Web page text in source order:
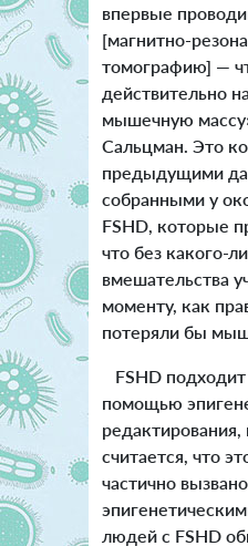
впервые
[магнитно-
томографию] —
действительно
мышечную
Сальцман. Это
предыдущими
собранными у
FSHD, которые
что без какого-
вмешательства
моменту, как
потеряли бы
FSHD
помощью
редактирования,
считается, что
частично
людей с FSHD